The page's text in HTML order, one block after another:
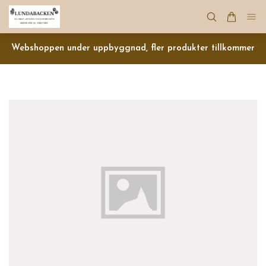
Webshoppen under uppbyggnad, fler produkter tillkommer